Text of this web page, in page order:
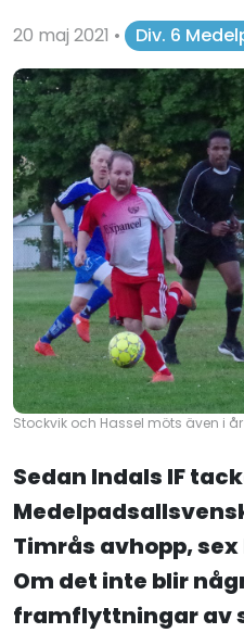
20 maj 2021 • Div. 6
Stockvik och Hassel möts även i
Sedan Indals IF
Timrås avhopp,
Om det inte blir
framflyttningar av